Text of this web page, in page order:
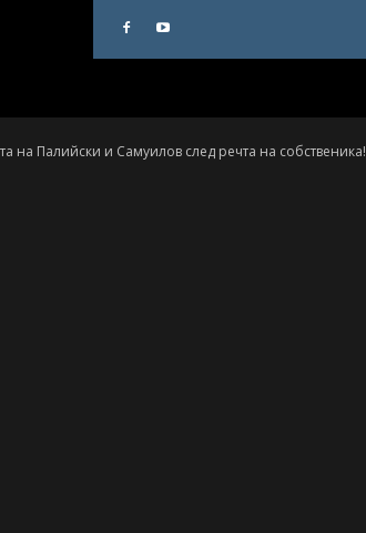
на Палийски и Самуилов след речта на собственика!